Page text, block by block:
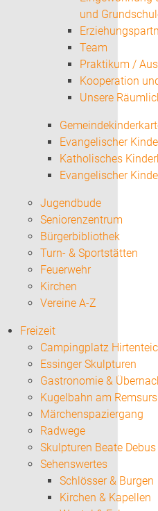
und
Team
Praktikum /
Kooperation
Unsere
Evangelischer
Katholisches
Evangelischer
Jugendbude
Seniorenzentrum
Bürgerbibliothek
Turn- & Sportstätten
Feuerwehr
Kirchen
Vereine A-Z
Freizeit
Campingplatz
Essinger Skulpturen
Gastronomie &
Kugelbahn am
Märchenspaziergang
Radwege
Skulpturen Beate Debus
Sehenswertes
Schlösser & Burgen
Kirchen & Kapellen